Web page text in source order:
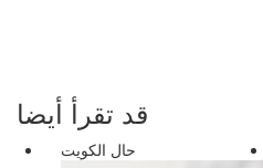
قد تقرأ أيضا
حال الكويت